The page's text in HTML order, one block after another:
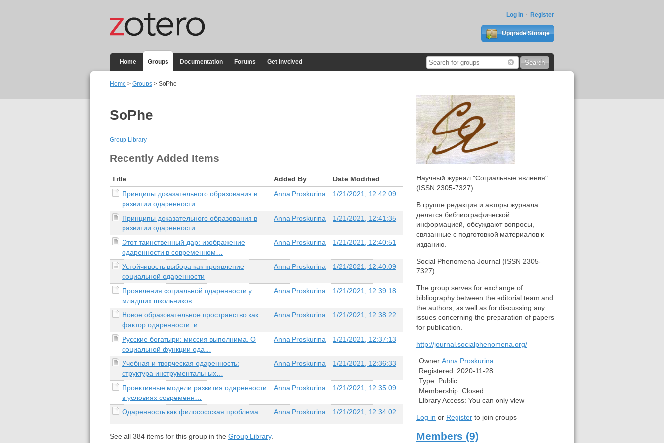
Log In Register
Upgrade Storage
Home Groups Documentation Forums Get Involved
Home > Groups > SoPhe
SoPhe
Group Library
Recently Added Items
Title Added By
Date Modified
Принципы доказательного образования в
развитии одаренности
Anna Proskurina 1/21/2021, 12:42:09
Принципы доказательного образования в
развитии одаренности
Anna Proskurina 1/21/2021, 12:41:35
Этот таинственный дар: изображение
одаренности в современном…
Anna Proskurina 1/21/2021, 12:40:51
Устойчивость выбора как проявление
социальной одаренности
Anna Proskurina 1/21/2021, 12:40:09
Проявления социальной одаренности у
младших школьников
Anna Proskurina 1/21/2021, 12:39:18
Новое образовательное пространство как
фактор одаренности: и…
Anna Proskurina 1/21/2021, 12:38:22
Русские богатыри: миссия выполнима. О
социальной функции ода…
Anna Proskurina 1/21/2021, 12:37:13
Учебная и творческая одаренность:
структура инструментальных…
Anna Proskurina 1/21/2021, 12:36:33
Проективные модели развития одаренности
в условиях современн…
Anna Proskurina 1/21/2021, 12:35:09
Одаренность как философская проблема Anna Proskurina 1/21/2021, 12:34:02
See all 384 items for this group in the Group Library.
Научный журнал "Социальные явления"
(ISSN 2305-7327)
В группе редакция и авторы журнала
делятся библиографической
информацией, обсуждают вопросы,
связанные с подготовкой материалов к
изданию.
Social Phenomena Journal (ISSN 2305-
7327)
The group serves for exchange of
bibliography between the editorial team and
the authors, as well as for discussing any
issues concerning the preparation of papers
for publication.
http://journal.socialphenomena.org/
Owner:Anna Proskurina
Registered: 2020-11-28
Type: Public
Membership: Closed
Library Access: You can only view
Log in or Register to join groups
Members (9)